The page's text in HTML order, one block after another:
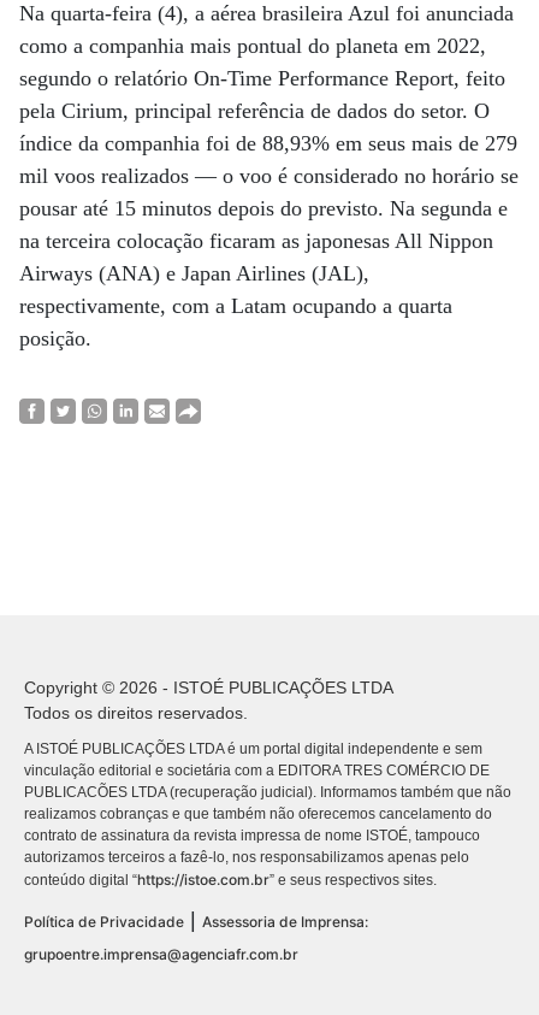
Na quarta-feira (4), a aérea brasileira Azul foi anunciada
como a companhia mais pontual do planeta em 2022,
segundo o relatório On-Time Performance Report, feito
pela Cirium, principal referência de dados do setor. O
índice da companhia foi de 88,93% em seus mais de 279
mil voos realizados — o voo é considerado no horário se
pousar até 15 minutos depois do previsto. Na segunda e
na terceira colocação ficaram as japonesas All Nippon
Airways (ANA) e Japan Airlines (JAL),
respectivamente, com a Latam ocupando a quarta
posição.
Copyright © 2026 - ISTOÉ PUBLICAÇÕES LTDA
Todos os direitos reservados.
A ISTOÉ PUBLICAÇÕES LTDA é um portal digital independente e sem
vinculação editorial e societária com a EDITORA TRES COMÉRCIO DE
PUBLICACÕES LTDA (recuperação judicial). Informamos também que não
realizamos cobranças e que também não oferecemos cancelamento do
contrato de assinatura da revista impressa de nome ISTOÉ, tampouco
autorizamos terceiros a fazê-lo, nos responsabilizamos apenas pelo
conteúdo digital “https://istoe.com.br” e seus respectivos sites.
Política de Privacidade
Assessoria de Imprensa:
grupoentre.imprensa@agenciafr.com.br